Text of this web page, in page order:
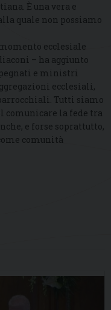
È una vera e
quale non possiamo
ecclesiale
– ha aggiunto
e ministri
ecclesiali,
Tutti siamo
comunicare la fede tra
e forse soprattutto,
comunità